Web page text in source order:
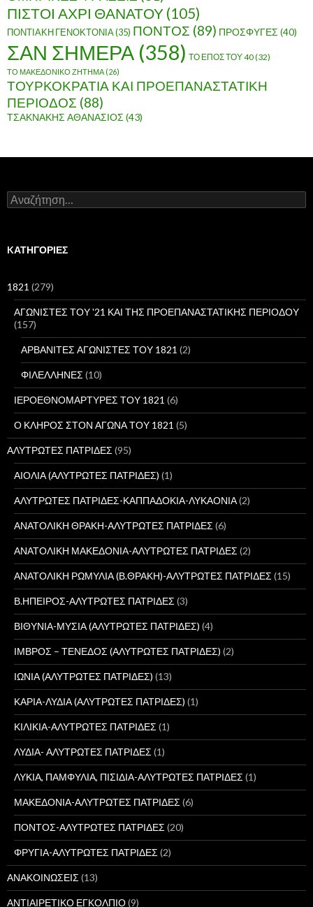
ΠΙΣΤΟΙ ΑΧΡΙ ΘΑΝΑΤΟΥ (105)
ΠΟΝΤΙΑΚΗ ΓΕΝΟΚΤΟΝΙΑ(35) ΠΟΝΤΟΣ (89) ΠΡΟΣΦΥΓΕΣ (40)
ΣΑΝ ΣΗΜΕΡΑ (358) ΤΟ ΕΠΟΣ ΤΟΥ 40(32)
ΤΟ ΜΑΚΕΔΟΝΙΚΟ ΖΗΤΗΜΑ (26)
ΤΟΥΡΚΟΚΡΑΤΙΑ ΚΑΙ ΠΡΟΕΠΑΝΑΣΤΑΤΙΚΗ
ΠΕΡΙΟΔΟΣ (88)
ΤΣΑΚΝΑΚΗΣ ΑΘΑΝΑΣΙΟΣ (43)
Α
ν
ή
σ
KΑΤΗΓΟΡΊΕΣ
1821 (279)
ΑΓΩΝΙΣΤΕΣ ΤΟΥ '21 ΚΑΙ ΤΗΣ ΠΡΟΕΠΑΝΑΣΤΑΤΙΚΗΣ ΠΕΡΙΟΔΟΥ
(157)
ΑΡΒΑΝΙΤΕΣ ΑΓΩΝΙΣΤΕΣ ΤΟΥ 1821 (2)
ΦΙΛΕΛΛΗΝΕΣ (10)
ΙΕΡΟΕΘΝΟΜΑΡΤΥΡΕΣ ΤΟΥ 1821 (6)
Ο ΚΛΗΡΟΣ ΣΤΟΝ ΑΓΩΝΑ ΤΟΥ 1821 (5)
ΑΛΥΤΡΩΤΕΣ ΠΑΤΡΙΔΕΣ (95)
ΑΙΟΛΙΑ (ΑΛΥΤΡΩΤΕΣ ΠΑΤΡΙΔΕΣ) (1)
ΑΛΥΤΡΩΤΕΣ ΠΑΤΡΙΔΕΣ-ΚΑΠΠΑΔΟΚΙΑ-ΛΥΚΑΟΝΙΑ(2)
ΑΝΑΤΟΛΙΚΗ ΘΡΑΚΗ-ΑΛΥΤΡΩΤΕΣ ΠΑΤΡΙΔΕΣ (6)
ΑΝΑΤΟΛΙΚΗ ΜΑΚΕΔΟΝΙΑ-ΑΛΥΤΡΩΤΕΣ ΠΑΤΡΙΔΕΣ (2)
ΑΝΑΤΟΛΙΚΗ ΡΩΜΥΛΙΑ (Β.ΘΡΑΚΗ)-ΑΛΥΤΡΩΤΕΣ ΠΑΤΡΙΔΕΣ (15)
Β.ΗΠΕΙΡΟΣ-ΑΛΥΤΡΩΤΕΣ ΠΑΤΡΙΔΕΣ (3)
ΒΙΘΥΝΙΑ-ΜΥΣΙΑ (ΑΛΥΤΡΩΤΕΣ ΠΑΤΡΙΔΕΣ) (4)
ΙΜΒΡΟΣ – ΤΕΝΕΔΟΣ (ΑΛΥΤΡΩΤΕΣ ΠΑΤΡΙΔΕΣ) (2)
ΙΩΝΙΑ (ΑΛΥΤΡΩΤΕΣ ΠΑΤΡΙΔΕΣ) (13)
ΚΑΡΙΑ-ΛΥΔΙΑ (ΑΛΥΤΡΩΤΕΣ ΠΑΤΡΙΔΕΣ) (1)
ΚΙΛΙΚΙΑ-ΑΛΥΤΡΩΤΕΣ ΠΑΤΡΙΔΕΣ (1)
ΛΥΔΙΑ- ΑΛΥΤΡΩΤΕΣ ΠΑΤΡΙΔΕΣ (1)
ΛΥΚΙΑ, ΠΑΜΦΥΛΙΑ, ΠΙΣΙΔΙΑ-ΑΛΥΤΡΩΤΕΣ ΠΑΤΡΙΔΕΣ (1)
ΜΑΚΕΔΟΝΙΑ-ΑΛΥΤΡΩΤΕΣ ΠΑΤΡΙΔΕΣ (6)
ΠΟΝΤΟΣ-ΑΛΥΤΡΩΤΕΣ ΠΑΤΡΙΔΕΣ (20)
ΦΡΥΓΙΑ-ΑΛΥΤΡΩΤΕΣ ΠΑΤΡΙΔΕΣ (2)
ΑΝΑΚΟΙΝΩΣΕΙΣ (13)
ΑΝΤΙΑΙΡΕΤΙΚΟ ΕΓΚΟΛΠΙΟ(9)